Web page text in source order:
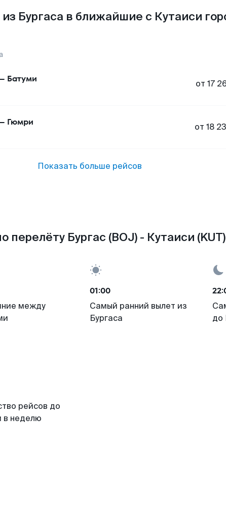
Бургаса в ближайшие с Кутаиси
Батуми от 17
Гюмри от 18
Показать больше рейсов
перелёту Бургас (BOJ) - Кутаиси (KUT)
между
01:00
Самый ранний вылет из
Бургаса
до
рейсов до
в неделю